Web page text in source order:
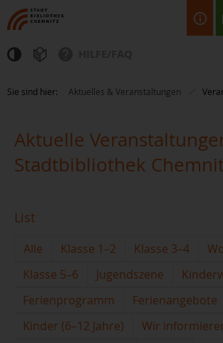
Finden Sie Informationen, Bücher, CDs & DVDs,
Zeitschriften und vieles mehr...
Sie sind hier: Aktuelles & Veranstaltungen
Aktuelle
Stadtbibliothek
List
Alle Klasse 1–2 Klasse 3–4
Klasse 5–6
Jugendszene
Ferienprogramm
Ferienangebote
Kinder (6–12 Jahre)
Wir